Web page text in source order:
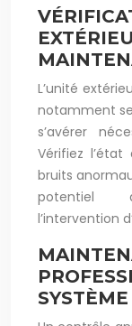
L’unité
notamment
s’avérer
Vérifiez
bruits
potentiel
l’intervention